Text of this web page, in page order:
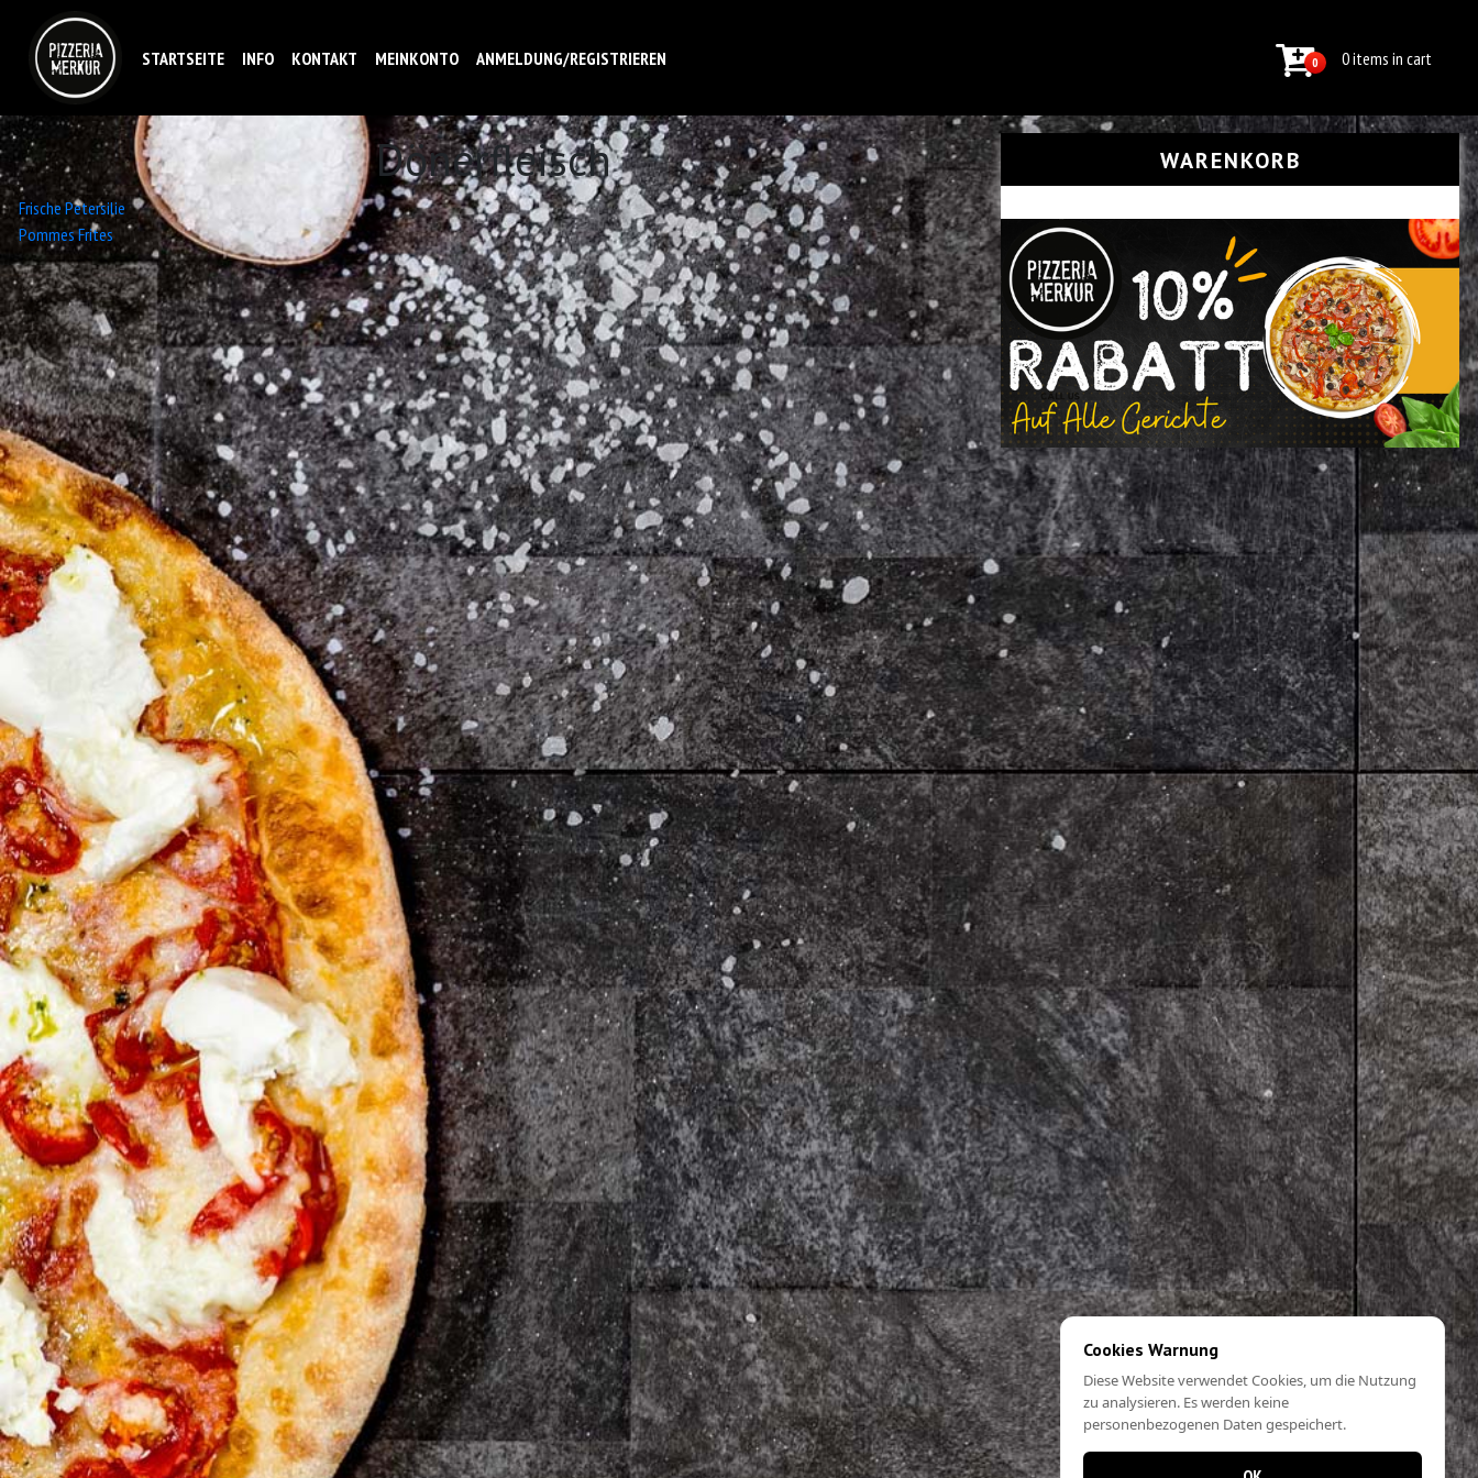
STARTSEITE INFO KONTAKT MEINKONTO ANMELDUNG/REGISTRIEREN 0 0 items in cart
Dönerfleisch
Beitrags-
Navigation
Frische Petersilie
Pommes Frites
WARENKORB
Cookies Warnung
Diese Website verwendet Cookies, um die Nutzung
zu analysieren. Es werden keine
personenbezogenen Daten gespeichert.